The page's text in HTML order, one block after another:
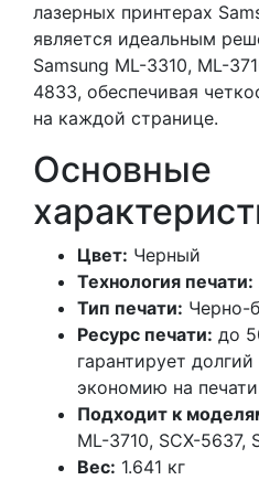
лазерных принтерах
является идеальным
Samsung ML-3310, ML-
4833, обеспечивая
на каждой странице.
Основные
Цвет: Черный
Технология печати:
Тип печати: Черно-
Ресурс печати: до
гарантирует
экономию на
Подходит к
ML-3710, SCX-5637,
Вес: 1.641 кг